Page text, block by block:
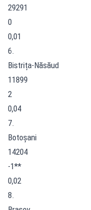
29291
0
0,01
6.
Bistrița-Năsăud
11899
2
0,04
7.
Botoșani
14204
-1**
0,02
8.